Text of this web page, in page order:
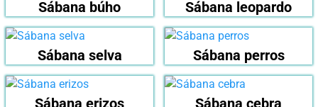
Sábana búho Sábana leopardo
Sábana selva Sábana perros
Sábana erizos Sábana cebra